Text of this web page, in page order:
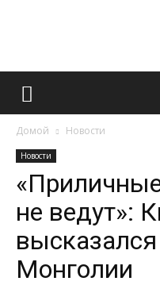
Домой Новости
Новости
не ведут»:
Монголии